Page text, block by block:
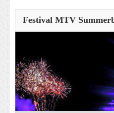
Festival MTV